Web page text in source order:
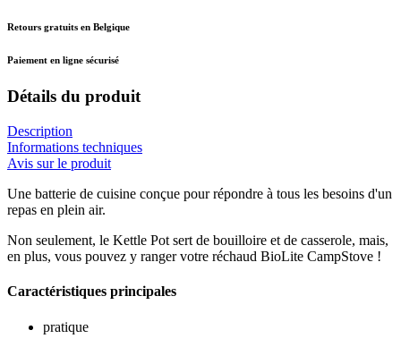
Retours gratuits en Belgique
Paiement en ligne sécurisé
Détails du produit
Description
Informations techniques
Avis sur le produit
Une batterie de cuisine conçue pour répondre à tous les besoins d'un
repas en plein air.
Non seulement, le Kettle Pot sert de bouilloire et de casserole, mais,
en plus, vous pouvez y ranger votre réchaud BioLite CampStove !
Caractéristiques principales
pratique